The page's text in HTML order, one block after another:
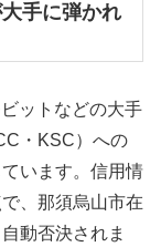
手に弾かれ
ットなどの大手
・KSC）への
ています。信用情
、那須烏山市在
動否決されま